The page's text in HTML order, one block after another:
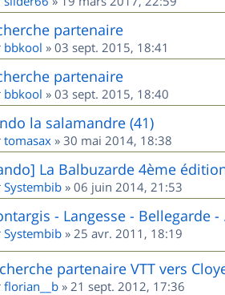
partenaire
bbkool » 03 sept. 2015, 18:41
partenaire
bbkool » 03 sept. 2015, 18:40
la salamandre (41)
tomasax » 30 mai 2014, 18:38
La Balbuzarde 4ème
Systembib » 06 juin 2014, 21:53
- Langesse - Bellegarde -
Systembib » 25 avr. 2011, 18:19
partenaire VTT vers
florian__b » 21 sept. 2012, 17:36